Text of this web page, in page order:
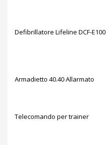
Defibrillatore Lifeline DCF-E100
Armadietto 40.40 Allarmato
Telecomando per trainer